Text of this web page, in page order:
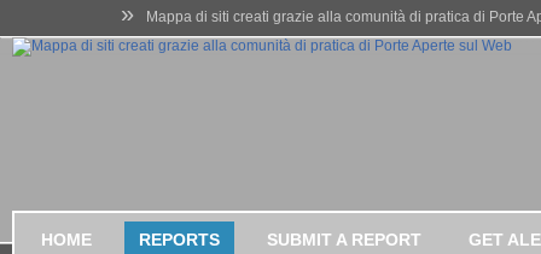
» Mappa di siti creati grazie alla comunità di pratica di Porte
HOME REPORTS SUBMIT A REPORT GET